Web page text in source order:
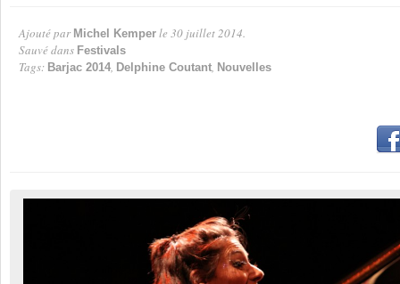
Ajouté par Michel Kemper le 30 juillet 2014.
Sauvé dans Festivals
Tags: Barjac 2014, Delphine Coutant, Nouvelles